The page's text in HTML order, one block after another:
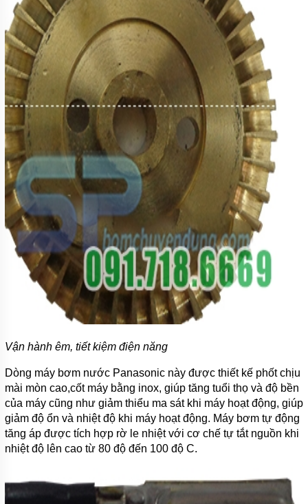
Vận hành êm, tiết kiệm điện năng
Dòng máy bơm nước Panasonic này được thiết kế phốt chịu
mài mòn cao,cốt máy bằng inox, giúp tăng tuổi thọ và độ bền
của máy cũng như giảm thiểu ma sát khi máy hoạt động, giúp
giảm độ ổn và nhiệt độ khi máy hoạt động. Máy bơm tự động
tăng áp được tích hợp rờ le nhiệt với cơ chế tự tắt nguồn khi
nhiệt độ lên cao từ 80 độ đến 100 độ C.